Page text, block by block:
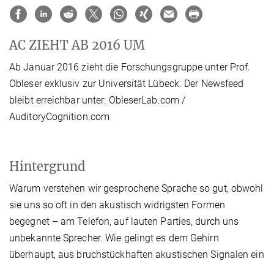
AC ZIEHT AB 2016 UM
Ab Januar 2016 zieht die Forschungsgruppe unter Prof.
Obleser exklusiv zur Universität Lübeck. Der Newsfeed
bleibt erreichbar unter: ObleserLab.com /
AuditoryCognition.com
Hintergrund
Warum verstehen wir gesprochene Sprache so gut, obwohl
sie uns so oft in den akustisch widrigsten Formen
begegnet – am Telefon, auf lauten Parties, durch uns
unbekannte Sprecher. Wie gelingt es dem Gehirn
überhaupt, aus bruchstückhaften akustischen Signalen ein